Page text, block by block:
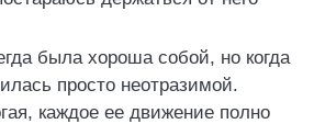
была хороша собой, но когда
просто неотразимой.
каждое ее движение полно